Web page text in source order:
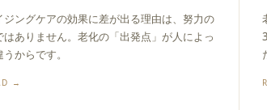
ジングケアの効果に差が出る理由は、努力の
はありません。老化の「出発点」が人によっ
からです。
→